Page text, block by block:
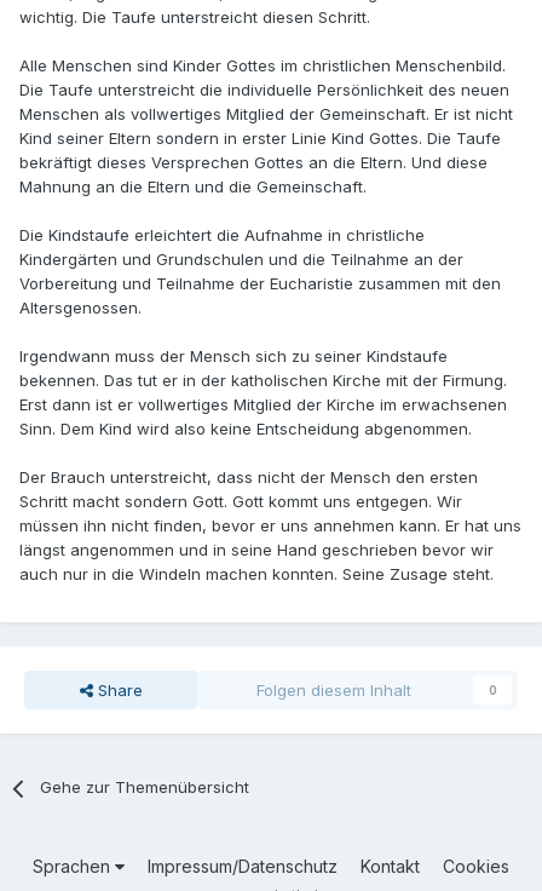
wichtig. Die Taufe unterstreicht diesen Schritt.
Alle Menschen sind Kinder Gottes im christlichen Menschenbild.
Die Taufe unterstreicht die individuelle Persönlichkeit des neuen
Menschen als vollwertiges Mitglied der Gemeinschaft. Er ist nicht
Kind seiner Eltern sondern in erster Linie Kind Gottes. Die Taufe
bekräftigt dieses Versprechen Gottes an die Eltern. Und diese
Mahnung an die Eltern und die Gemeinschaft.
Die Kindstaufe erleichtert die Aufnahme in christliche
Kindergärten und Grundschulen und die Teilnahme an der
Vorbereitung und Teilnahme der Eucharistie zusammen mit den
Altersgenossen.
Irgendwann muss der Mensch sich zu seiner Kindstaufe
bekennen. Das tut er in der katholischen Kirche mit der Firmung.
Erst dann ist er vollwertiges Mitglied der Kirche im erwachsenen
Sinn. Dem Kind wird also keine Entscheidung abgenommen.
Der Brauch unterstreicht, dass nicht der Mensch den ersten
Schritt macht sondern Gott. Gott kommt uns entgegen. Wir
müssen ihn nicht finden, bevor er uns annehmen kann. Er hat uns
längst angenommen und in seine Hand geschrieben bevor wir
auch nur in die Windeln machen konnten. Seine Zusage steht.
Share Folgen diesem Inhalt 0
Gehe zur Themenübersicht
Sprachen Impressum/Datenschutz Kontakt Cookies